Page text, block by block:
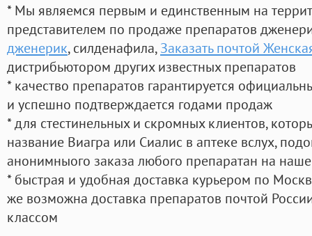
* Мы являемся первым и единственным на
представителем по продаже препаратов
дженерик, силденафила, Заказать почтой
дистрибьютором других известных препаратов
* качество препаратов гарантируется
и успешно подтверждается годами продаж
* для стестинельных и скромных клиентов,
название Виагра или Сиалис в аптеке вслух,
анонимныого заказа любого препаратан на
* быстрая и удобная доставка курьером по
же возможна доставка препаратов почтой
классом